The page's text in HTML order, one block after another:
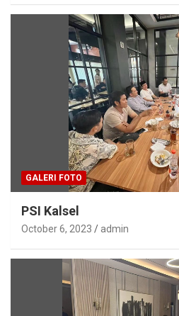
GALERI FOTO
PSI Kalsel
October 6, 2023 admin